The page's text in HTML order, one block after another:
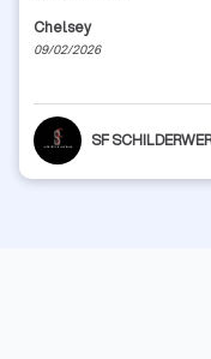
Chelsey
09/02/2026
SF